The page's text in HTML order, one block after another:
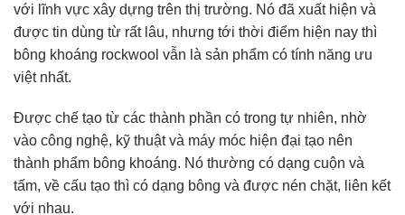
với lĩnh vực xây dựng trên thị trường. Nó đã xuất hiện và
được tin dùng từ rất lâu, nhưng tới thời điểm hiện nay thì
bông khoáng rockwool vẫn là sản phẩm có tính năng ưu
việt nhất.
Được chế tạo từ các thành phần có trong tự nhiên, nhờ
vào công nghệ, kỹ thuật và máy móc hiện đại tạo nên
thành phẩm bông khoáng. Nó thường có dạng cuộn và
tấm, về cấu tạo thì có dạng bông và được nén chặt, liên kết
với nhau.